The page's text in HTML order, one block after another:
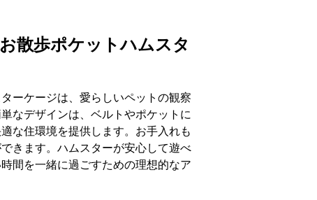
散歩ポケットハムスタ
ーケージは、愛らしいペットの観察
なデザインは、ベルトやポケットに
な住環境を提供します。お手入れも
きます。ハムスターが安心して遊べ
間を一緒に過ごすための理想的なア